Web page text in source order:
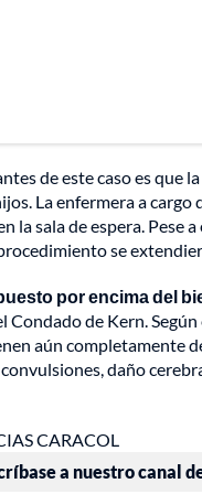
de este caso es que
La enfermera a
la sala de espera. Pese
se
por encima del
de Kern.
aún completamente
daño
CARACOL
a nuestro canal